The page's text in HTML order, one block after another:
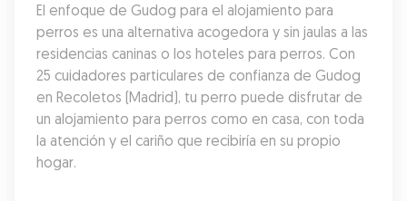
El enfoque de Gudog para el alojamiento para
perros es una alternativa acogedora y sin jaulas a las
residencias caninas o los hoteles para perros. Con
25 cuidadores particulares de confianza de Gudog
en Recoletos (Madrid), tu perro puede disfrutar de
un alojamiento para perros como en casa, con toda
la atención y el cariño que recibiría en su propio
hogar.